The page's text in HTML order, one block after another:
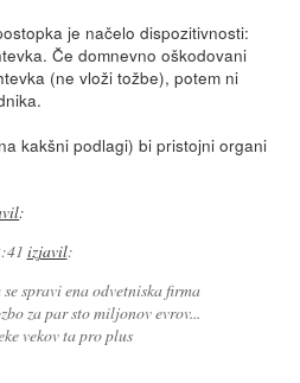
je načelo dispozitivnosti:
Če domnevno oškodovani
(ne vloži tožbe), potem ni
kakšni podlagi) bi pristojni organi
:
izjavil:
spravi ena odvetniska firma
za par sto miljonov evrov...
vekov ta pro plus